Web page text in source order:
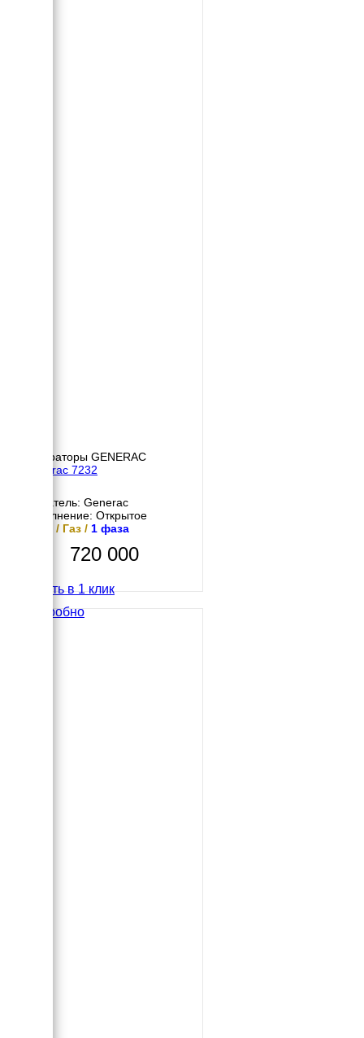
Генераторы GENERAC
Generac 7232
Двигатель: Generac
Исполнение: Открытое
7 кВт / Газ / 1 фаза
720 000
Купить в 1 клик
Подробно